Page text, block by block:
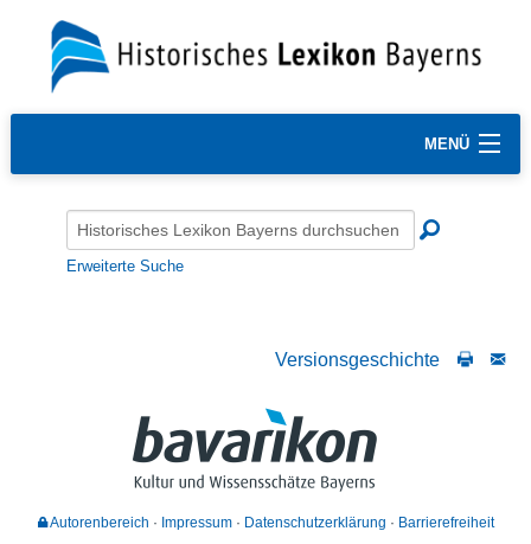
MENÜ
Erweiterte Suche
Versionsgeschichte
Autorenbereich Impressum Datenschutzerklärung Barrierefreiheit